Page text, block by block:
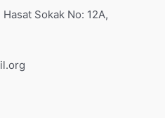
Sokak No: 12A,